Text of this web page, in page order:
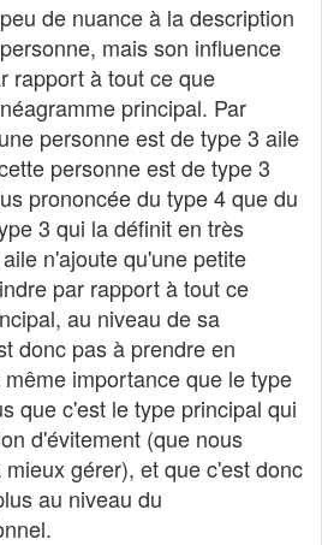
de nuance à la description
mais son influence
rapport à tout ce que
principal. Par
personne est de type 3 aile
personne est de type 3
prononcée du type 4 que du
3 qui la définit en très
n'ajoute qu'une petite
par rapport à tout ce
au niveau de sa
donc pas à prendre en
importance que le type
que c'est le type principal qui
d'évitement (que nous
gérer), et que c'est donc
au niveau du